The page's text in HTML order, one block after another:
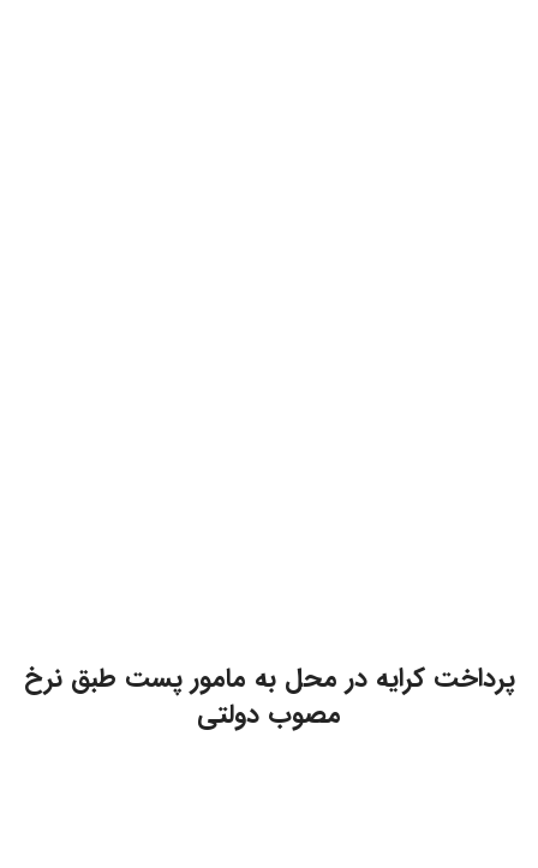
پرداخت کرایه در محل به مامور پست طبق نرخ
مصوب دولتی